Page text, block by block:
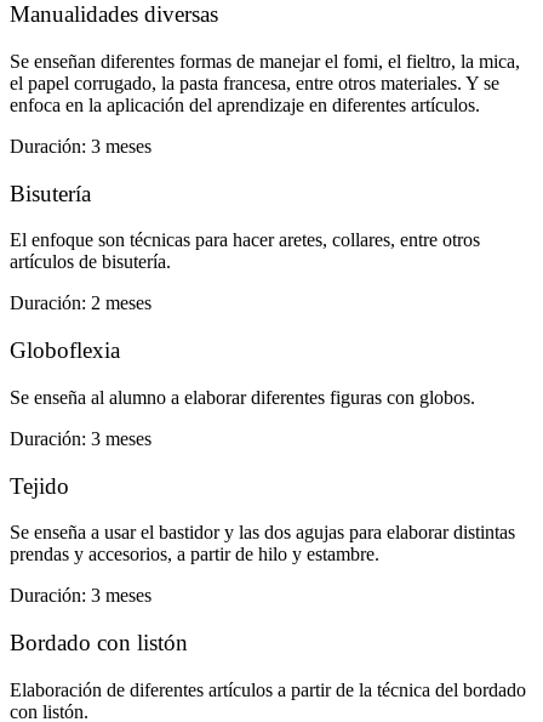
Manualidades diversas
Se enseñan diferentes formas de manejar el fomi, el fieltro, la mica,
el papel corrugado, la pasta francesa, entre otros materiales. Y se
enfoca en la aplicación del aprendizaje en diferentes artículos.
Duración: 3 meses
Bisutería
El enfoque son técnicas para hacer aretes, collares, entre otros
artículos de bisutería.
Duración: 2 meses
Globoflexia
Se enseña al alumno a elaborar diferentes figuras con globos.
Duración: 3 meses
Tejido
Se enseña a usar el bastidor y las dos agujas para elaborar distintas
prendas y accesorios, a partir de hilo y estambre.
Duración: 3 meses
Bordado con listón
Elaboración de diferentes artículos a partir de la técnica del bordado
con listón.